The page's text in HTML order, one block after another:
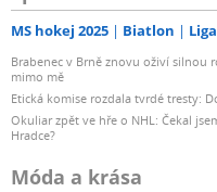
MS hokej 2025 Biatlon
Brabenec v Brně znovu oživí silnou
mimo mě
Etická komise rozdala tvrdé tresty:
Okuliar zpět ve hře o NHL: Čekal
Hradce?
Móda a krása